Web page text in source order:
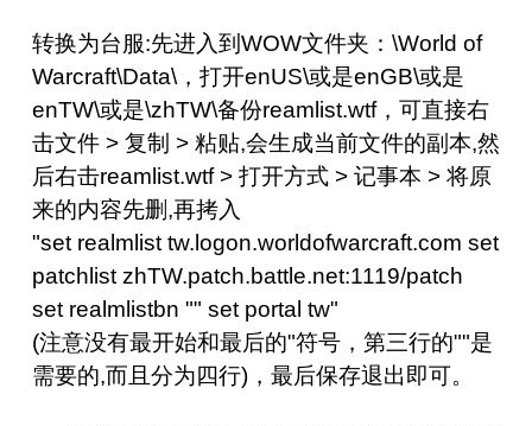
转换为台服:先进入到WOW文件夹：\World of
Warcraft\Data\，打开enUS\或是enGB\或是
enTW\或是\zhTW\备份reamlist.wtf，可直接右
击文件 > 复制 > 粘贴,会生成当前文件的副本,然
后右击reamlist.wtf > 打开方式 > 记事本 > 将原
来的内容先删,再拷入
"set realmlist tw.logon.worldofwarcraft.com set
patchlist zhTW.patch.battle.net:1119/patch
set realmlistbn "" set portal tw"
(注意没有最开始和最后的"符号，第三行的""是
需要的,而且分为四行)，最后保存退出即可。